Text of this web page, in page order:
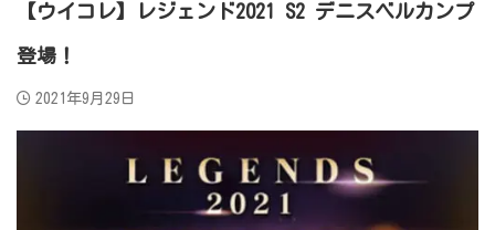
【ウイコレ】レジェンド2021 S2 デニスベルカンプ
登場！
2021年9月29日